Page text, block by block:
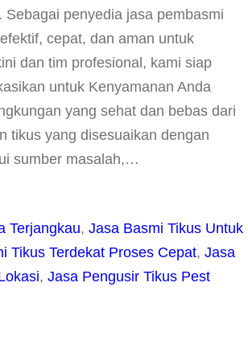
penyedia jasa pembasmi
cepat, dan aman untuk
dan tim profesional, kami siap
untuk Kenyamanan Anda
yang sehat dan bebas dari
tikus yang disesuaikan dengan
sumber masalah,…
Terjangkau, Jasa Basmi Tikus Untuk
Tikus Terdekat Proses Cepat, Jasa
, Jasa Pengusir Tikus Pest